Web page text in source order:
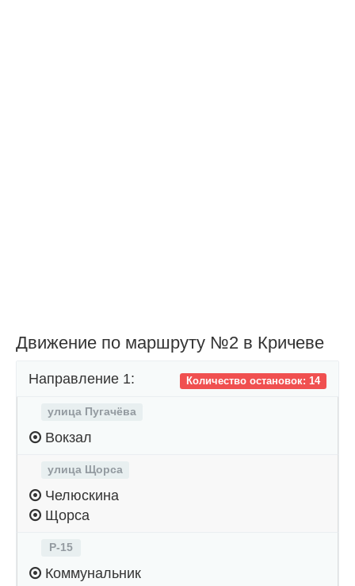
Движение по маршруту №2 в Кричеве
Количество остановок: 14
Направление 1:
улица Пугачёва
Вокзал
улица Щорса
Челюскина
Щорса
Р-15
Коммунальник